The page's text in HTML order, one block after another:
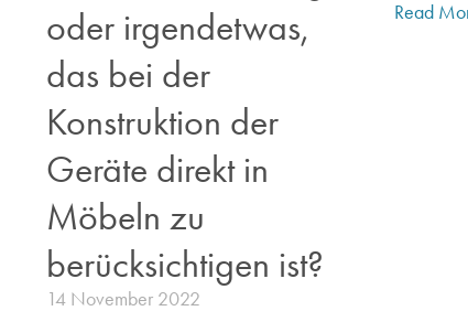
oder irgendetwas,
das bei der
Konstruktion der
Geräte direkt in
Möbeln zu
berücksichtigen ist?
14 November 2022
Read